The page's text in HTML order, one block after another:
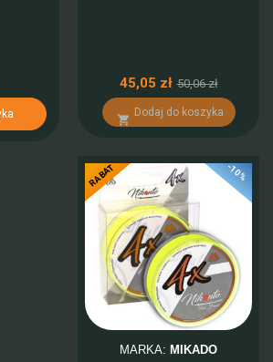
45,05 zł 50,06 zł

Dodaj do koszyka
-10%
RABAT
MARKA: MIKADO